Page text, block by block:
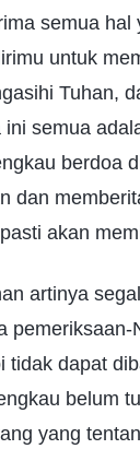
semua
untuk
Tuhan,
semua
berdoa
dan
akan
artinya
dapat
belum
yang